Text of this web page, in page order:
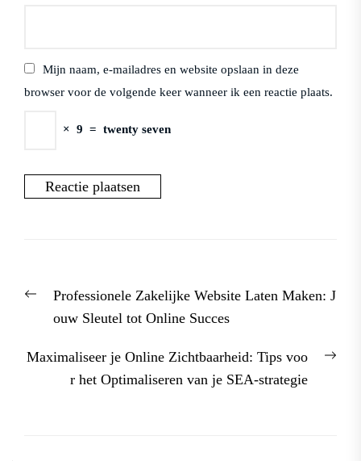
Mijn naam, e-mailadres en website opslaan in deze
browser voor de volgende keer wanneer ik een reactie plaats.
× 9 = twenty seven
PreviousProfessionele Zakelijke Website Laten Maken: J
ouw Sleutel tot Online Succes
Maximaliseer je Online Zichtbaarheid: Tips voo
r het Optimaliseren van je SEA-strategie